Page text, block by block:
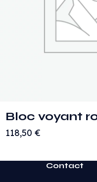
Bloc voyant
118,50 €
Contact